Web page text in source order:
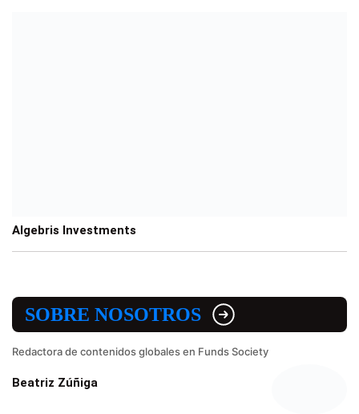
Algebris Investments
SOBRE NOSOTROS
Redactora de contenidos globales en Funds Society
Beatriz Zúñiga